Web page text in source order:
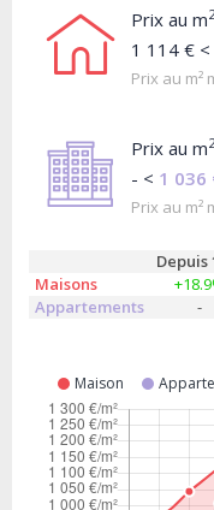
Prix au m2
1 114 € <
Prix au m²
Prix au m2
- < 1 036
Prix au m²
Depuis
Maisons
Appartements
-
Maison